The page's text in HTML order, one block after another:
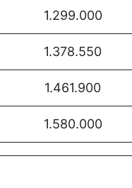
1.299.000
1.378.550
1.461.900
1.580.000